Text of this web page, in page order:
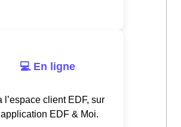
💻 En ligne
l’espace client EDF, sur
EDF & Moi.